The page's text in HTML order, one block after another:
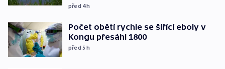
před 4h
Počet obětí rychle se šířící eboly v
Kongu přesáhl 1800
před 5h